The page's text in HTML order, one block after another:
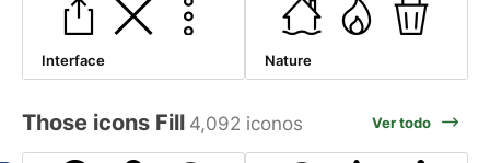
Interface Nature
Those icons Fill 4,092 iconos Ver todo